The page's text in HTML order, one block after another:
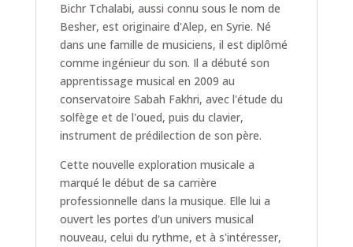
Bichr Tchalabi, aussi connu sous le nom de
Besher, est originaire d'Alep, en Syrie. Né
dans une famille de musiciens, il est diplômé
comme ingénieur du son. Il a débuté son
apprentissage musical en 2009 au
conservatoire Sabah Fakhri, avec l'étude du
solfège et de l'oued, puis du clavier,
instrument de prédilection de son père.
Cette nouvelle exploration musicale a
marqué le début de sa carrière
professionnelle dans la musique. Elle lui a
ouvert les portes d'un univers musical
nouveau, celui du rythme, et à s'intéresser,